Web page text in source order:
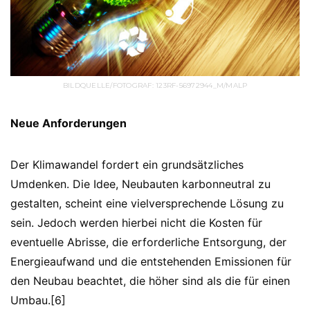
BILDQUELLE/FOTOGRAF: 123RF-56972944_M/MALP
Neue Anforderungen
Der Klimawandel fordert ein grundsätzliches
Umdenken. Die Idee, Neubauten karbonneutral zu
gestalten, scheint eine vielversprechende Lösung zu
sein. Jedoch werden hierbei nicht die Kosten für
eventuelle Abrisse, die erforderliche Entsorgung, der
Energieaufwand und die entstehenden Emissionen für
den Neubau beachtet, die höher sind als die für einen
Umbau.[6]